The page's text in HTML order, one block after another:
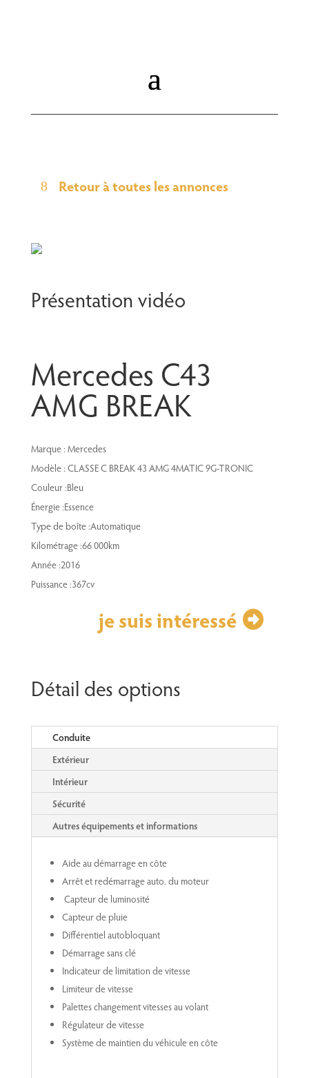
Retour à toutes les annonces
Présentation vidéo
Mercedes C43
AMG BREAK
Marque : Mercedes
Modèle : CLASSE C BREAK 43 AMG 4MATIC 9G-TRONIC
Couleur :Bleu
Énergie :Essence
Type de boîte :Automatique
Kilométrage :66 000km
Année :2016
Puissance :367cv
je suis intéressé
Détail des options
Conduite
Extérieur
Intérieur
Sécurité
Autres équipements et informations
Aide au démarrage en côte
Arrêt et redémarrage auto. du moteur
Capteur de luminosité
Capteur de pluie
Différentiel autobloquant
Démarrage sans clé
Indicateur de limitation de vitesse
Limiteur de vitesse
Palettes changement vitesses au volant
Régulateur de vitesse
Système de maintien du véhicule en côte